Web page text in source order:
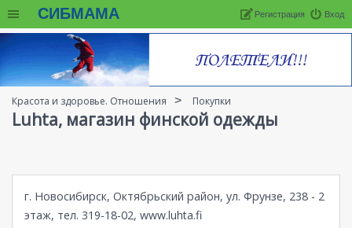
СИБМАМА Вход
Регистрация
Красота и здоровье. Отношения Покупки
Luhta, магазин финской одежды
г. Новосибирск, Октябрьский район, ул. Фрунзе, 238 - 2
этаж, тел. 319-18-02, www.luhta.fi